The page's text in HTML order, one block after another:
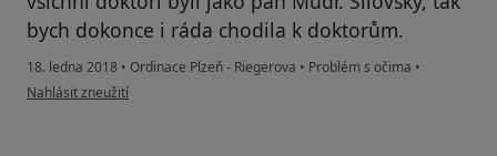
bych dokonce i ráda chodila k doktorům.
18. ledna 2018 • Ordinace Plzeň - Riegerova • Problém s očima •
podle názoru uživatele info5.hejnova
Nahlásit zneužití